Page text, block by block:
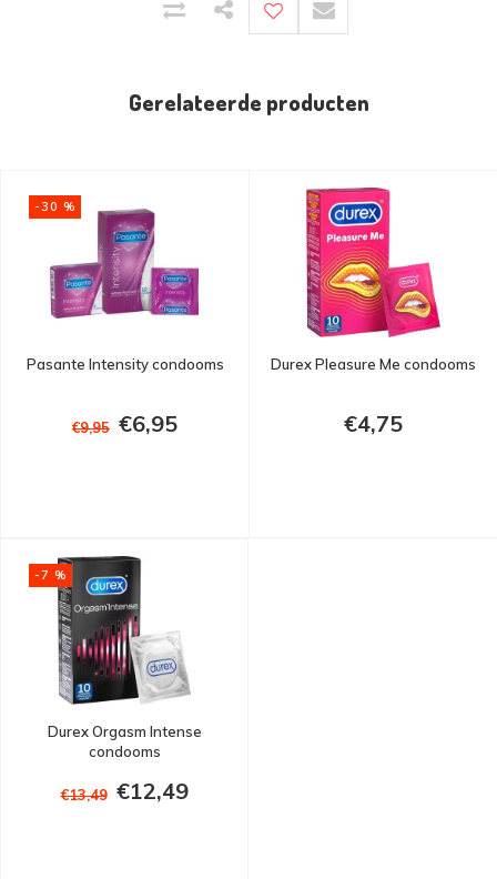
Gerelateerde producten
-30 %
Pasante Intensity condooms
€9,95 €6,95
Durex Pleasure Me condooms
€4,75
-7 %
Durex Orgasm Intense
condooms
€13,49 €12,49